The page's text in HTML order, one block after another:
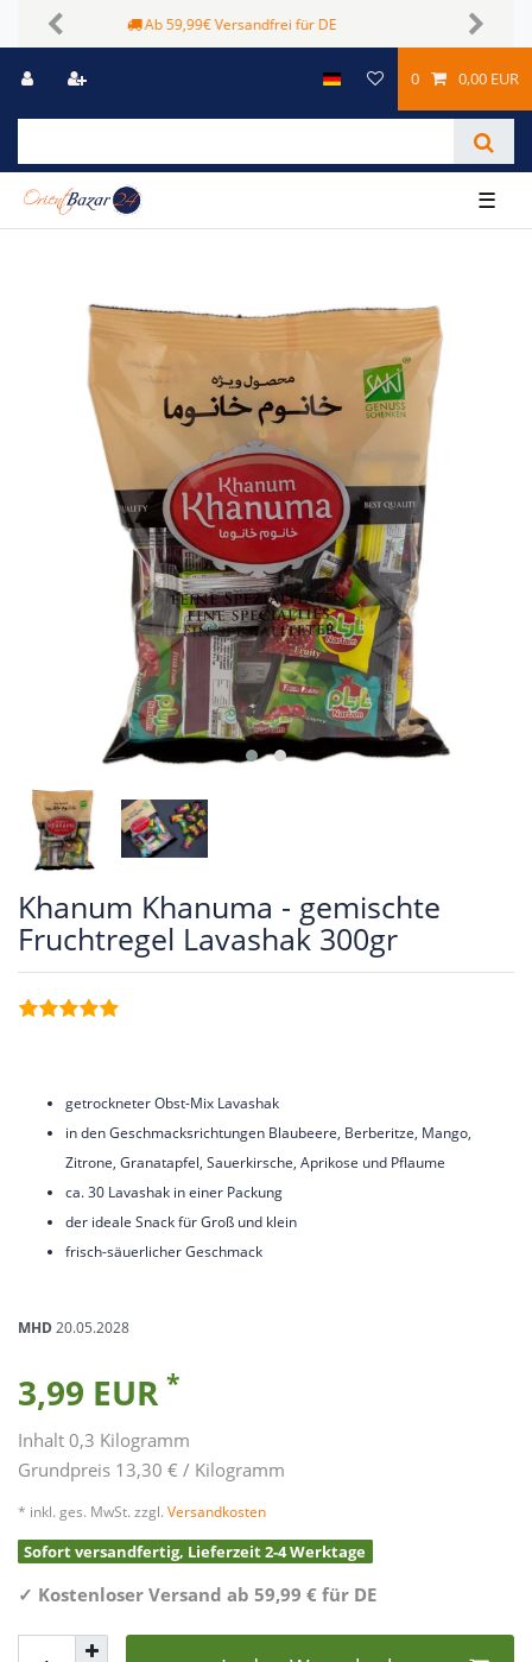
Sichere Zahlungsmöglichkeiten
Previous Next
0 0,00 EUR
☰
Khanum Khanuma - gemischte
Fruchtregel Lavashak 300gr
getrockneter Obst-Mix Lavashak
in den Geschmacksrichtungen Blaubeere, Berberitze, Mango,
Zitrone, Granatapfel, Sauerkirsche, Aprikose und Pflaume
ca. 30 Lavashak in einer Packung
der ideale Snack für Groß und klein
frisch-säuerlicher Geschmack
MHD20.05.2028
3,99 EUR *
Inhalt0,3 Kilogramm
Grundpreis 13,30 € / Kilogramm
* inkl. ges. MwSt. zzgl. Versandkosten
Sofort versandfertig, Lieferzeit 2-4 Werktage
✓ Kostenloser Versand ab 59,99 € für DE